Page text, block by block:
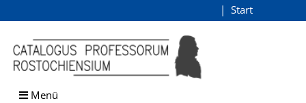
Browsen
direkt zum Inhalt
Start
Menü